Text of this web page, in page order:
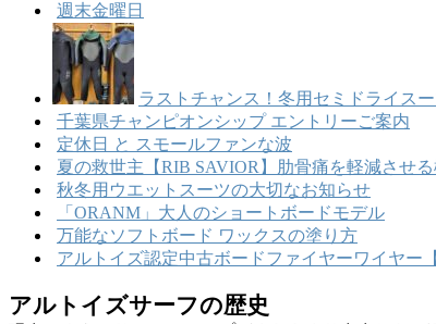
週末金曜日
ラストチャンス！冬用セミドライス
千葉県チャンピオンシップ エントリーご案内
定休日 と スモールファンな波
夏の救世主【RIB SAVIOR】肋骨痛を軽減させ
秋冬用ウエットスーツの大切なお知らせ
「ORANM」大人のショートボードモデル
万能なソフトボード ワックスの塗り方
アルトイズ認定中古ボードファイヤーワイヤー
アルトイズサーフの歴史